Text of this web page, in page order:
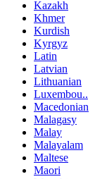
Kazakh
Khmer
Kurdish
Kyrgyz
Latin
Latvian
Lithuanian
Luxembou..
Macedonian
Malagasy
Malay
Malayalam
Maltese
Maori